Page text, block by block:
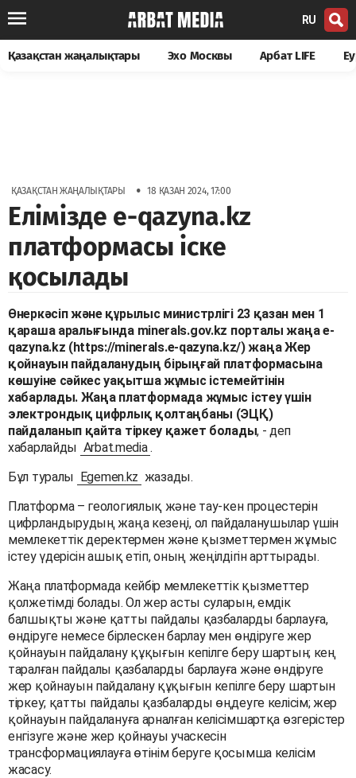
RU
Қазақстан жаңалықтары Эхо Москвы Арбат LIFE
ҚАЗАҚСТАН ЖАҢАЛЫҚТАРЫ • 18 ҚАЗАН 2024, 17:00
Елімізде e-qazyna.kz
платформасы іске
қосылады
Өнеркәсіп және құрылыс министрлігі 23 қазан мен 1
қараша аралығында minerals.gov.kz порталы жаңа e-
qazyna.kz (https://minerals.e-qazyna.kz/) жаңа Жер
қойнауын пайдаланудың бірыңғай платформасына
көшуіне сәйкес уақытша жұмыс істемейтінін
хабарлады. Жаңа платформада жұмыс істеу үшін
электрондық цифрлық қолтаңбаны (ЭЦҚ)
пайдаланып қайта тіркеу қажет болады, - деп
хабарлайды Arbat.media .
Бұл туралы Egemen.kz жазады.
Платформа – геологиялық және тау-кен процестерін
цифрландырудың жаңа кезеңі, ол пайдаланушылар үшін
мемлекеттік деректермен және қызметтермен жұмыс
істеу үдерісін ашық етіп, оның жеңілдігін арттырады.
Жаңа платформада кейбір мемлекеттік қызметтер
қолжетімді болады. Ол жер асты суларын, емдік
балшықты және қатты пайдалы қазбаларды барлауға,
өндіруге немесе бірлескен барлау мен өндіруге жер
қойнауын пайдалану құқығын кепілге беру шартын; кең
таралған пайдалы қазбаларды барлауға және өндіруге
жер қойнауын пайдалану құқығын кепілге беру шартын
тіркеу; қатты пайдалы қазбаларды өңдеуге келісім; жер
қойнауын пайдалануға арналған келісімшартқа өзгерістер
енгізуге және жер қойнауы учаскесін
трансформациялауға өтінім беруге қосымша келісім
жасасу.